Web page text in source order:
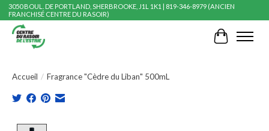
3050 BOUL. DE PORTLAND, SHERBROOKE, J1L 1K1 | 819-346-8979 (ANCIEN
FRANCHISÉ CENTRE DU RASOIR)
Panier
Accueil / Fragrance "Cèdre du Liban" 500mL